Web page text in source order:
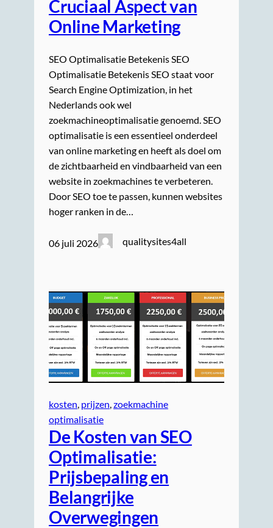
Cruciaal Aspect van
Online Marketing
SEO Optimalisatie Betekenis SEO
Optimalisatie Betekenis SEO staat voor
Search Engine Optimization, in het
Nederlands ook wel
zoekmachineoptimalisatie genoemd. SEO
optimalisatie is een essentieel onderdeel
van online marketing en heeft als doel om
de zichtbaarheid en vindbaarheid van een
website in zoekmachines te verbeteren.
Door SEO toe te passen, kunnen websites
hoger ranken in de…
06 juli 2026 qualitysites4all
kosten, prijzen, zoekmachine
optimalisatie
De Kosten van SEO
Optimalisatie:
Prijsbepaling en
Belangrijke
Overwegingen